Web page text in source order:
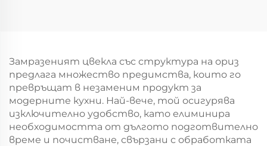
Замразеният цвекла със структура на ориз
предлага множество предимства, които го
превръщат в незаменим продукт за
модерните кухни. Най-вече, той осигурява
изключително удобство, като елиминира
необходимостта от дългото подготвително
време и почистване, свързани с обработката